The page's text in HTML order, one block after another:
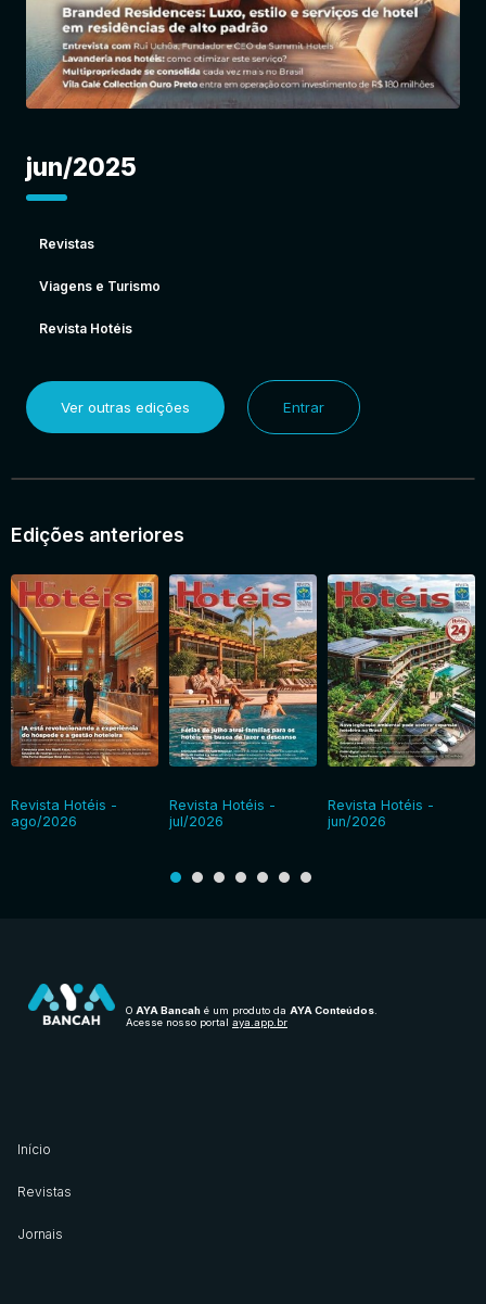
jun/2025
Revistas
Viagens e Turismo
Revista Hotéis
Ver outras edições Entrar
Edições anteriores
Revista Hotéis -
ago/2026
Revista Hotéis -
jul/2026
Revista Hotéis -
jun/2026
O AYA Bancah é um produto da AYA Conteúdos
Acesse nosso portal aya.app.br
Início
Revistas
Jornais